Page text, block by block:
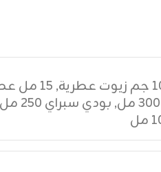
, ١٥ مل عطر
, بودي سبراي ٢٥٠ مل